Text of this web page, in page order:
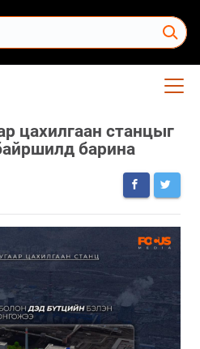
цахилгаан станцыг
барина